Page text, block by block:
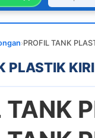
›PROFIL TANK
PLASTIK
TANK